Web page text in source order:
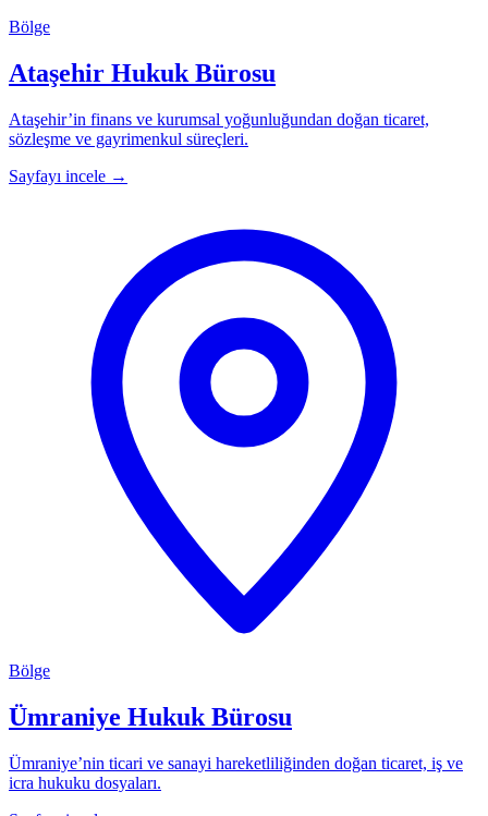
Bölge
Ataşehir Hukuk Bürosu
Ataşehir’in finans ve kurumsal yoğunluğundan doğan ticaret,
sözleşme ve gayrimenkul süreçleri.
Sayfayı incele →
Bölge
Ümraniye Hukuk Bürosu
Ümraniye’nin ticari ve sanayi hareketliliğinden doğan ticaret, iş ve
icra hukuku dosyaları.